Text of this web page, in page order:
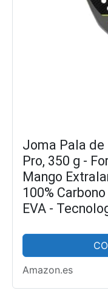
Joma Pala de
Pro, 350 g -
Mango
100%
EVA -
Amazon.es